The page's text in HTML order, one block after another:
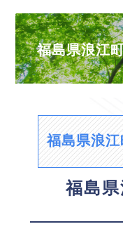
福島県浪江
福島県浪
福島